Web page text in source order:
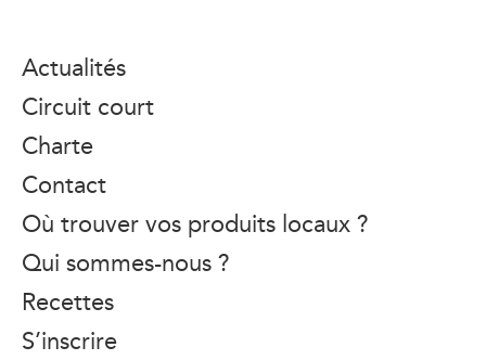
Actualités
Circuit court
Charte
Contact
Où trouver vos produits locaux ?
Qui sommes-nous ?
Recettes
S’inscrire